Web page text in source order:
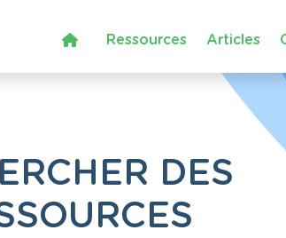
Ressources Articles
DES